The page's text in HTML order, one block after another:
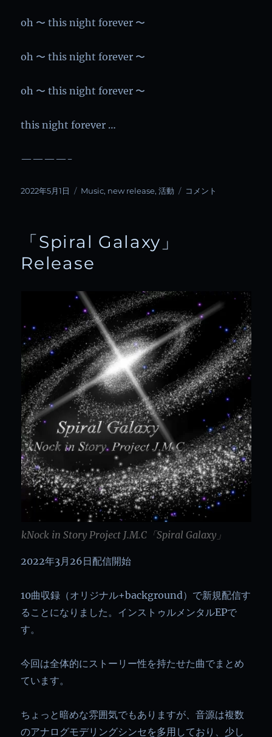
oh 〜 this night forever 〜
oh 〜 this night forever 〜
oh 〜 this night forever 〜
this night forever …
————-
投
2022年5月1日
カ
ー
Music, new release,活動
「Forever
コメント
「Spiral Galaxy」
Release
kNock in Story Project J.M.C「Spiral Galaxy」
2022年3月26日配信開始
10曲収録（オリジナル+background）で新規配信す
ることになりました。インストゥルメンタルEPで
す。
今回は全体的にストーリー性を持たせた曲でまとめ
ています。
ちょっと暗めな雰囲気でもありますが、音源は複数
のアナログモデリングシンセを多用しており、少し